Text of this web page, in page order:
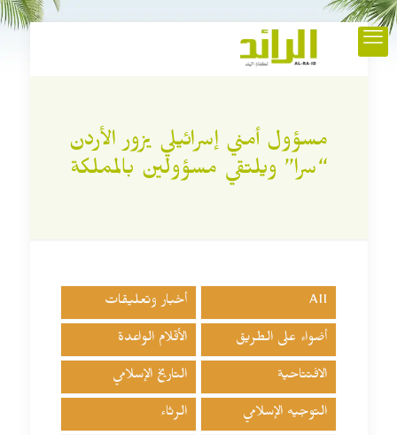
مسؤول أمني إسرائيلي يزور الأردن
“سرا” ويلتقي مسؤولين بالمملكة
All أخبار وتعليقات
أضواء على الطريق الأقلام الواعدة
الافتتاحية التاريخ الإسلامي
التوجيه الإسلامي الرثاء